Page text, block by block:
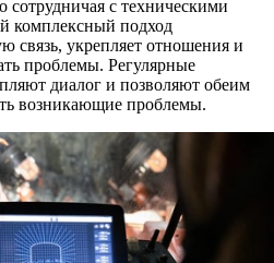
сотрудничая с техническими
комплексный подход
связь, укрепляет отношения и
проблемы. Регулярные
диалог и позволяют обеим
возникающие проблемы.